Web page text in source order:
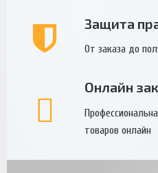
Защита
От заказа до
Онлайн
товаров онлайн